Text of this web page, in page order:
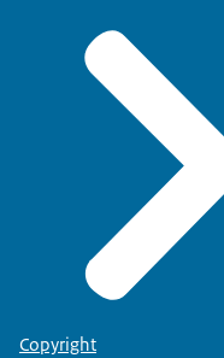
Copyright